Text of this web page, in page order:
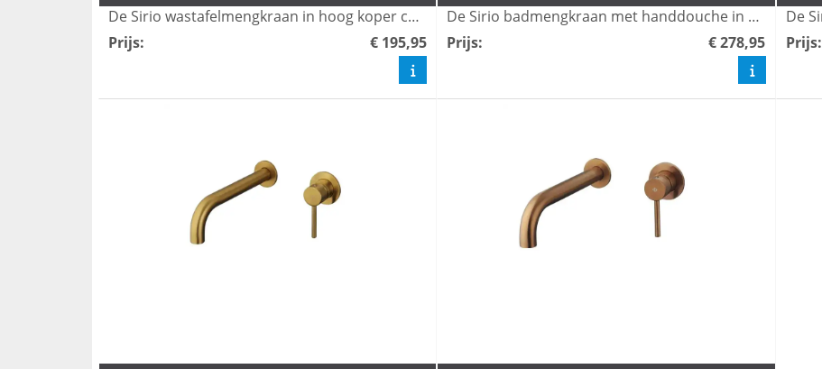
De Sirio wastafelmengkraan in hoog koper combineert stijl en functionaliteit, waardoor het een perfecte aanvulling is voor moderne badkamers. Met zijn elegante design en duurzame afwerking biedt deze mengkraan niet alleen een luxe uitstraling, maar ook een soepele bediening voor optimaal comfort. Ideaal voor wie op zoek is naar kwaliteit en esthetiek in één.
Prijs: € 195,95
De Sirio badmengkraan met handdouche in geborsteld goud biedt een elegante en moderne uitstraling voor uw badkamer. Deze hoogwaardige kraan combineert functionaliteit met stijl, waardoor het een ideale keuze is voor diegenen die luxe en gebruiksgemak waarderen. Met zijn duurzame afwerking is het een perfecte aanvulling op elk hedendaags interieur.
Prijs: € 278,95
Prijs: